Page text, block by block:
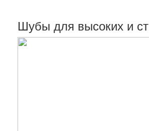
Шубы для высоких и